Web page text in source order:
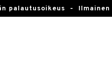
palautusoikeus -